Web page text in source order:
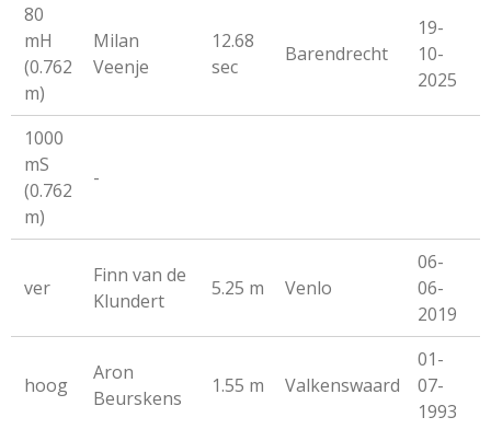
80
mH
(0.762
m)
Milan
Veenje
12.68
sec
Barendrecht
19-
10-
2025
1000
mS
(0.762
m)
-
ver
Finn van de
Klundert
5.25 m Venlo
06-
06-
2019
hoog
Aron
Beurskens
1.55 m Valkenswaard
01-
07-
1993